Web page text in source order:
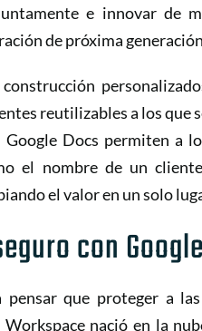
e innovar de
de próxima
reutilizables a los que
Google Docs permiten a
el nombre de un
el valor en un solo
con Google
pensar que proteger a
nació en la